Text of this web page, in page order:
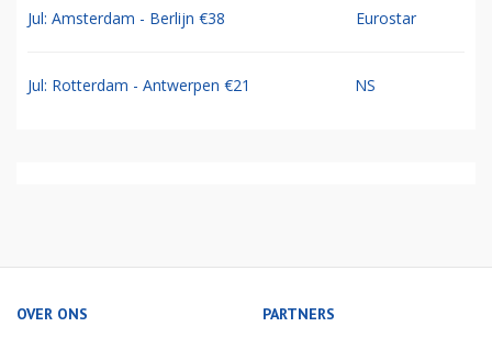
Jul: Amsterdam - Berlijn €38 Eurostar
Jul: Rotterdam - Antwerpen €21 NS
OVER ONS PARTNERS